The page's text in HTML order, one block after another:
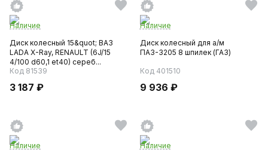
Наличие
Диск колесный 15&quot; ВАЗ
LADA X-Ray, RENAULT (6J/15
4/100 d60,1 et40) сереб...
Код 81539
3 187 ₽
Наличие
Диск колесный для а/м
ПАЗ-3205 8 шпилек (ГАЗ)
Код 401510
9 936 ₽
Наличие
Наличие